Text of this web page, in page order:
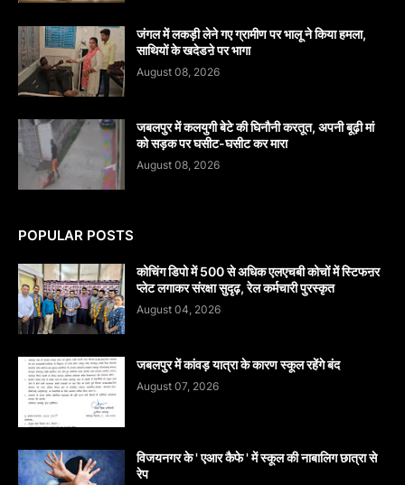
जंगल में लकड़ी लेने गए ग्रामीण पर भालू ने किया हमला,
साथियों के खदेडऩे पर भागा
August 08, 2026
जबलपुर में कलयुगी बेटे की घिनौनी करतूत, अपनी बूढ़ी मां
को सड़क पर घसीट-घसीट कर मारा
August 08, 2026
POPULAR POSTS
कोचिंग डिपो में 500 से अधिक एलएचबी कोचों में स्टिफऩर
प्लेट लगाकर संरक्षा सुदृढ़, रेल कर्मचारी पुरस्कृत
August 04, 2026
जबलपुर में कांवड़ यात्रा के कारण स्कूल रहेंगे बंद
August 07, 2026
विजयनगर के ' एआर कैफे ' में स्कूल की नाबालिग छात्रा से
रेप